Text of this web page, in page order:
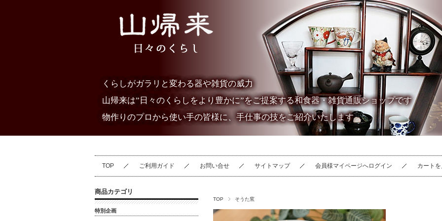
くらしがガラリと変わる器や雑貨の威力
山帰来は”日々のくらしをより豊かに”をご提案する和食器・雑貨通販ショップです
物作りのプロから使い手の皆様に、手仕事の技をご紹介いたします
TOP ご利用ガイド お問い合せ サイトマップ 会員様マイページへログイン カート
TOP そうた窯
商品カテゴリ
特別企画